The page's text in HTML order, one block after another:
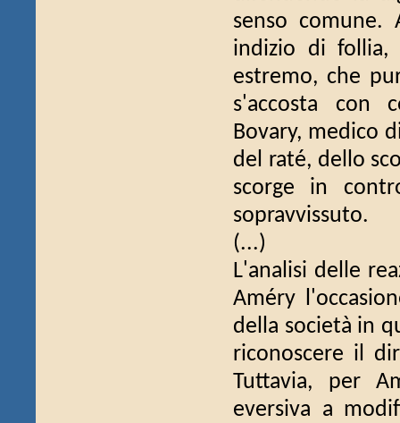
senso
indizio di follia,
estremo, che
s'accosta con
Bovary, medico
del raté, dello
scorge in
sopravvissuto.
(...)
L'analisi delle
Améry
della società in
riconoscere il
Tuttavia, per
eversiva a